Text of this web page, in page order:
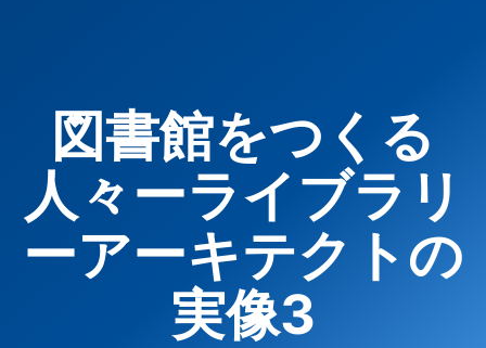
図書館をつくる
人々ーライブラリ
ーアーキテクトの
実像3